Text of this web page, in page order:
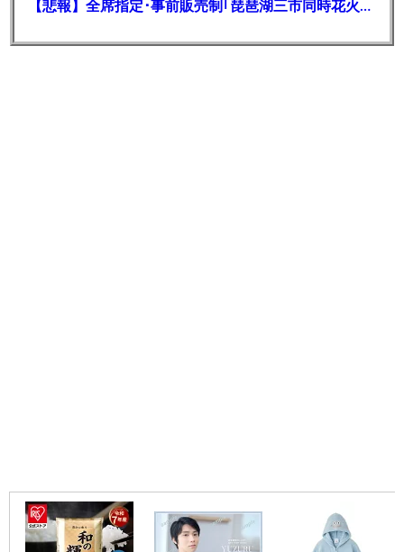
回収費用でどんだけ大赤字になるんやろか？
【悲報】全席指定･事前販売制｢琵琶湖三市同時花火大会｣が中止を発表 詐欺の可能性も 長浜市･彦根市･高島市は関与否定 彦根市消防本部も｢7日時点で受理していない｣